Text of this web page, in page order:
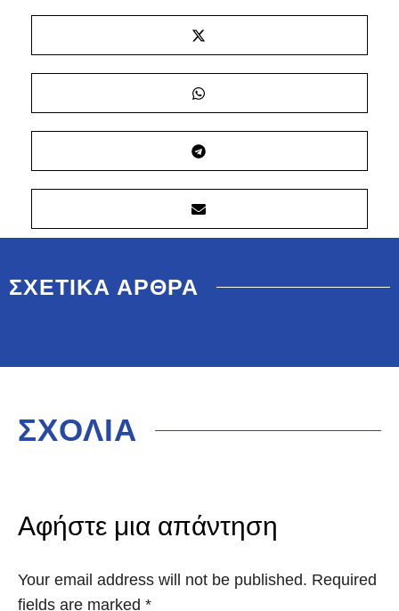
ΣΧΕΤΙΚΑ ΑΡΘΡΑ
ΣΧΟΛΙΑ
Αφήστε μια απάντηση
Your email address will not be published. Required
fields are marked *